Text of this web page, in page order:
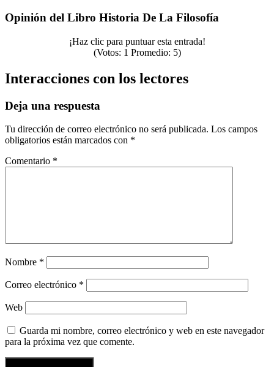
Opinión del Libro Historia De La Filosofía
¡Haz clic para puntuar esta entrada!
(Votos: 1 Promedio: 5)
Interacciones con los lectores
Deja una respuesta
Tu dirección de correo electrónico no será publicada. Los campos
obligatorios están marcados con *
Comentario *
Nombre *
Correo electrónico *
Web
Guarda mi nombre, correo electrónico y web en este navegador
para la próxima vez que comente.